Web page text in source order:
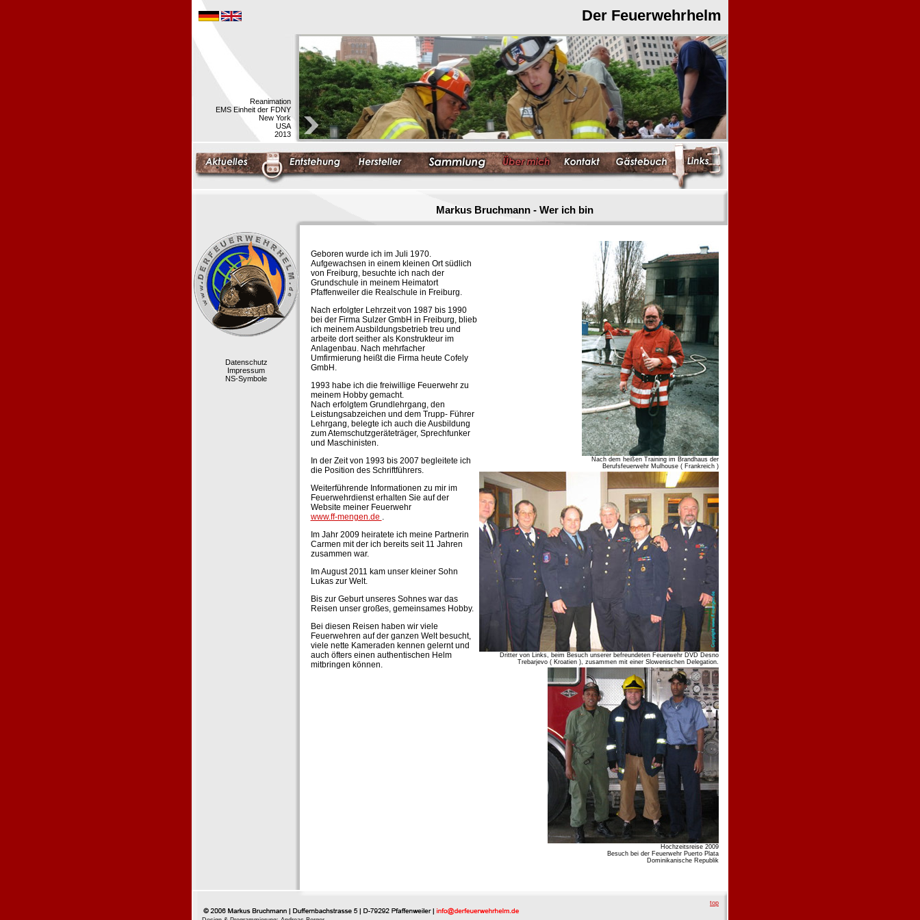
Der Feuerwehrhelm
Reanimation
EMS Einheit der FDNY
New York
USA
2013
Markus Bruchmann - Wer ich bin
Datenschutz
Impressum
NS-Symbole
Geboren wurde ich im Juli 1970.
Aufgewachsen in einem kleinen Ort südlich
von Freiburg, besuchte ich nach der
Grundschule in meinem Heimatort
Pfaffenweiler die Realschule in Freiburg.
Nach erfolgter Lehrzeit von 1987 bis 1990
bei der Firma Sulzer GmbH in Freiburg, blieb
ich meinem Ausbildungsbetrieb treu und
arbeite dort seither als Konstrukteur im
Anlagenbau. Nach mehrfacher
Umfirmierung heißt die Firma heute Cofely
GmbH.
1993 habe ich die freiwillige Feuerwehr zu
meinem Hobby gemacht.
Nach erfolgtem Grundlehrgang, den
Leistungsabzeichen und dem Trupp- Führer
Lehrgang, belegte ich auch die Ausbildung
zum Atemschutzgeräteträger, Sprechfunker
und Maschinisten.
In der Zeit von 1993 bis 2007 begleitete ich
die Position des Schriftführers.
Weiterführende Informationen zu mir im
Feuerwehrdienst erhalten Sie auf der
Website meiner Feuerwehr
www.ff-mengen.de .
Im Jahr 2009 heiratete ich meine Partnerin
Carmen mit der ich bereits seit 11 Jahren
zusammen war.
Im August 2011 kam unser kleiner Sohn
Lukas zur Welt.
Bis zur Geburt unseres Sohnes war das
Reisen unser großes, gemeinsames Hobby.
Bei diesen Reisen haben wir viele
Feuerwehren auf der ganzen Welt besucht,
viele nette Kameraden kennen gelernt und
auch öfters einen authentischen Helm
mitbringen können.
Nach dem heißen Training im Brandhaus der
Berufsfeuerwehr Mulhouse ( Frankreich )
Dritter von Links, beim Besuch unserer befreundeten Feuerwehr DVD Desno
Trebarjevo ( Kroatien ), zusammen mit einer Slowenischen Delegation.
Hochzeitsreise 2009
Besuch bei der Feuerwehr Puerto Plata
Dominikanische Republik
top